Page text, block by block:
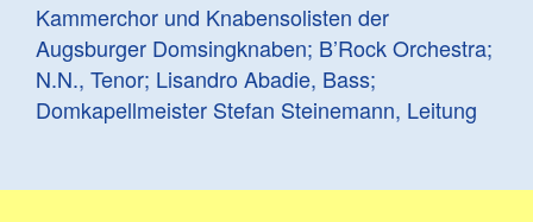
Kammerchor und Knabensolisten der
Augsburger Domsingknaben; B’Rock Orchestra;
N.N., Tenor; Lisandro Abadie, Bass;
Domkapellmeister Stefan Steinemann, Leitung